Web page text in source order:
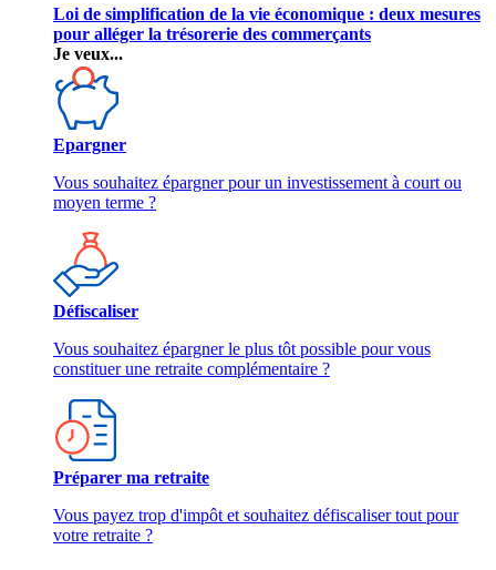
Loi de simplification de la vie économique : deux mesures
pour alléger la trésorerie des commerçants
Je veux...
Epargner
Vous souhaitez épargner pour un investissement à court ou
moyen terme ?
Défiscaliser
Vous souhaitez épargner le plus tôt possible pour vous
constituer une retraite complémentaire ?
Préparer ma retraite
Vous payez trop d'impôt et souhaitez défiscaliser tout pour
votre retraite ?